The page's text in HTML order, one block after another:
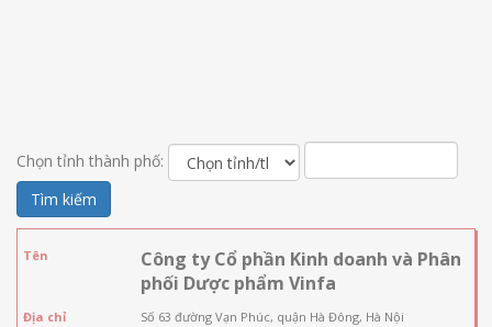
Chọn tỉnh thành phố:
Tìm kiếm
Tên
Công ty Cổ phần Kinh doanh và Phân
phối Dược phẩm Vinfa
Địa chỉ
Số 63 đường Vạn Phúc, quận Hà Đông, Hà Nội